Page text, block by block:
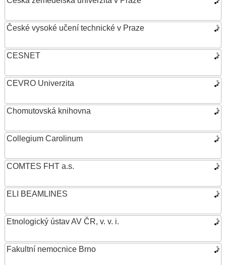
České vysoké učení technické v Praze
CESNET
CEVRO Univerzita
Chomutovská knihovna
Collegium Carolinum
COMTES FHT a.s.
ELI BEAMLINES
Etnologický ústav AV ČR, v. v. i.
Fakultní nemocnice Brno